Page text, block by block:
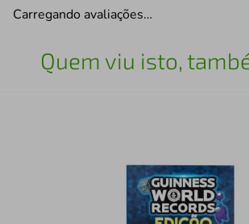
Carregando avaliações…
Quem viu isto,